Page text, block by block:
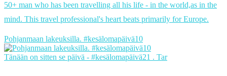
50+ man who has been travelling all his life - in the world,as in the
mind. This travel professional's heart beats primarily for Europe.
Pohjanmaan lakeuksilla. #kesälomapäivä10
Tänään on sitten se päivä - #kesälomapäivä21 . Tar